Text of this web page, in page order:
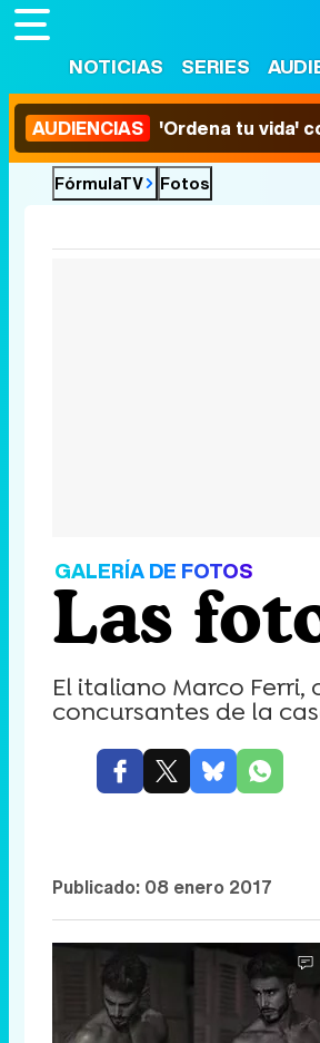
NOTICIAS SERIES
AUDIENCIAS 'Ordena tu vida'
FórmulaTV Fotos
GALERÍA DE FOTOS
Las
El italiano Marco
concursantes de la
Publicado: 08 enero 2017